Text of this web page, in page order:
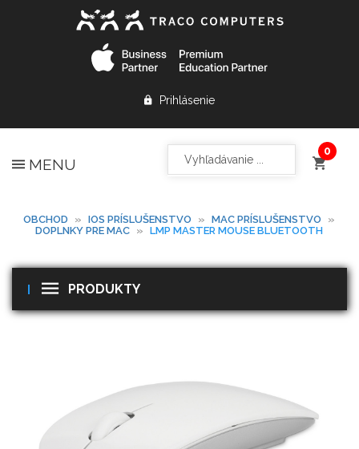
Prihlásenie
MENU
OBCHOD » IOS PRÍSLUŠENSTVO » MAC PRÍSLUŠENSTVO
»
DOPLNKY PRE MAC
» LMP MASTER MOUSE BLUETOOTH
PRODUKTY